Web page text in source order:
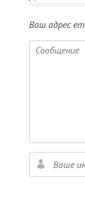
Ваш адрес